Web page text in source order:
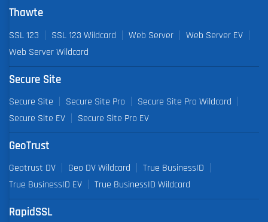
Thawte
SSL 123 SSL 123 Wildcard Web Server
Web Server EV
Web Server Wildcard
Secure Site
Secure Site Secure Site Pro
Secure Site Pro Wildcard
Secure Site EV
Secure Site Pro EV
GeoTrust
Geotrust DV Geo DV Wildcard
True BusinessID
True BusinessID EV
True BusinessID Wildcard
RapidSSL